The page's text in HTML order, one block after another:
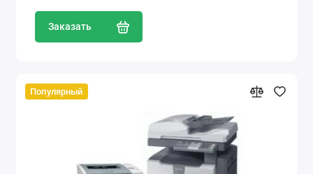
Заказать
Популярный